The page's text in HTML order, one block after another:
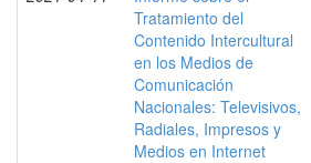
Tratamiento del
Contenido Intercultural
en los Medios de
Comunicación
Nacionales: Televisivos,
Radiales, Impresos y
Medios en Internet